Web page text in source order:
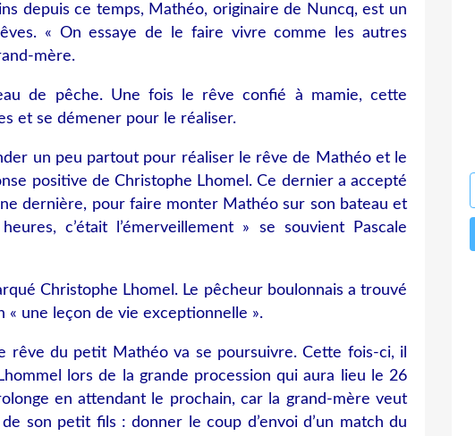
depuis ce temps, Mathéo, originaire de Nuncq, est un
« On essaye de le faire vivre comme les autres
mère.
de pêche. Une fois le rêve confié à mamie, cette
et se démener pour le réaliser.
un peu partout pour réaliser le rêve de Mathéo et le
positive de Christophe Lhomel. Ce dernier a accepté
dernière, pour faire monter Mathéo sur son bateau et
c’était l’émerveillement » se souvient Pascale
Christophe Lhomel. Le pêcheur boulonnais a trouvé
une leçon de vie exceptionnelle ».
rêve du petit Mathéo va se poursuivre. Cette fois-ci, il
lors de la grande procession qui aura lieu le 26
en attendant le prochain, car la grand-mère veut
son petit fils : donner le coup d’envoi d’un match du